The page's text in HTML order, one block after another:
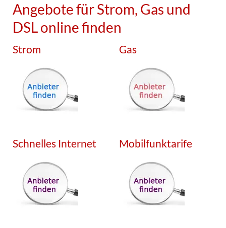
Angebote für Strom, Gas und
DSL online finden
Strom Gas
Schnelles Internet Mobilfunktarife